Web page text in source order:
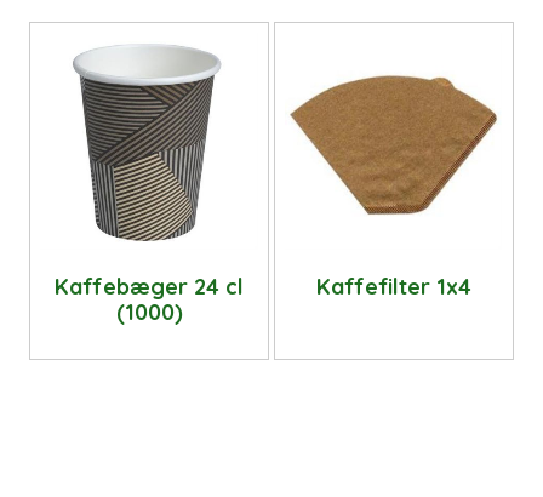
Kaffebæger 24 cl
(1000)
Kaffefilter 1x4